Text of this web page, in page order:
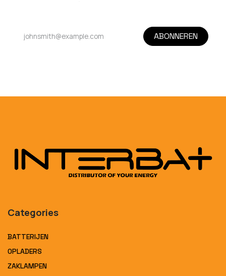
ABONNEREN
Categories
BATTERIJEN
OPLADERS
ZAKLAMPEN